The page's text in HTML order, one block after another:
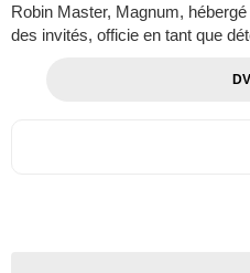
Robin Master, Magnum,
des invités, officie en tant que